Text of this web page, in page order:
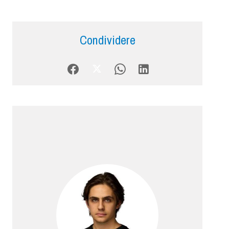
Condividere